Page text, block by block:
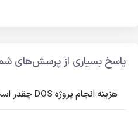
پاسخ بسیاری از پرسش‌های
هزینه انجام پروژه DOS چقدر است؟